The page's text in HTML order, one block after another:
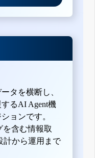
タを横断し、
るAI Agent機
ョンです。
含む情報取
計から運用まで